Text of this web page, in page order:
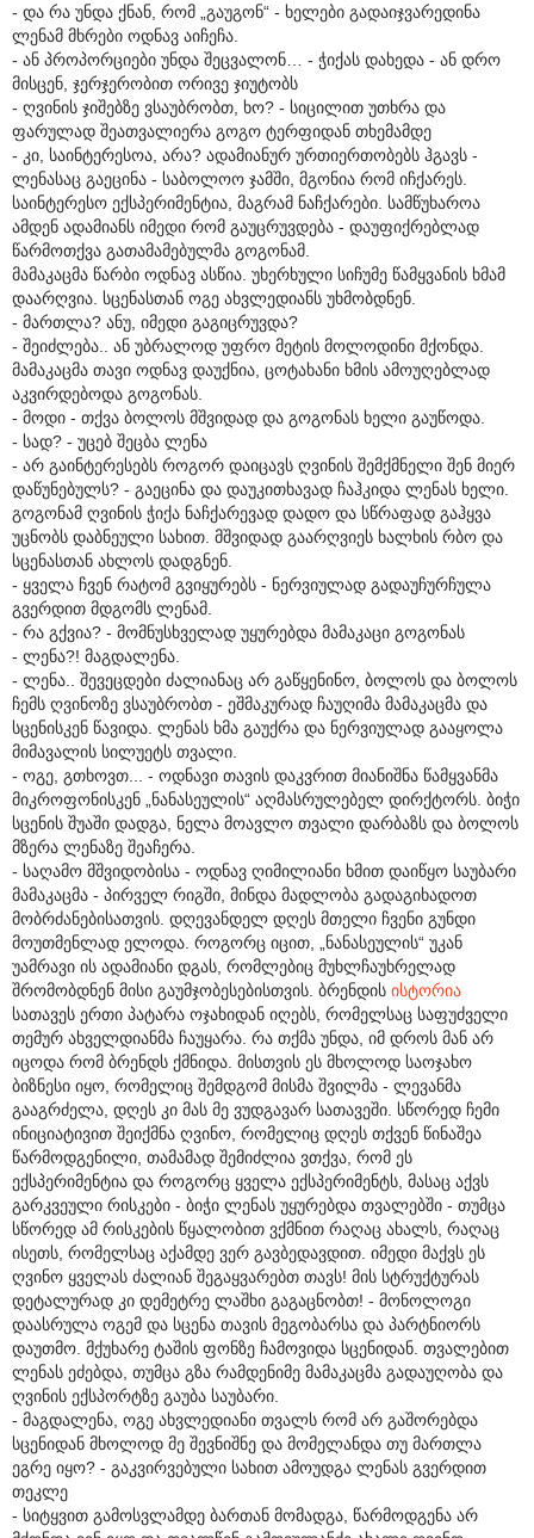
- და რა უნდა ქნან, რომ „გაუგონ“ - ხელები გადაიჯვარედინა
ლენამ მხრები ოდნავ აიჩეჩა.
- ან პროპორციები უნდა შეცვალონ… - ჭიქას დახედა - ან დრო
მისცენ, ჯერჯერობით ორივე ჯიუტობს
- ღვინის ჯიშებზე ვსაუბრობთ, ხო? - სიცილით უთხრა და
ფარულად შეათვალიერა გოგო ტერფიდან თხემამდე
- კი, საინტერესოა, არა? ადამიანურ ურთიერთობებს ჰგავს -
ლენასაც გაეცინა - საბოლოო ჯამში, მგონია რომ იჩქარეს.
საინტერესო ექსპერიმენტია, მაგრამ ნაჩქარები. სამწუხაროა
ამდენ ადამიანს იმედი რომ გაუცრუვდება - დაუფიქრებლად
წარმოთქვა გათამამებულმა გოგონამ.
მამაკაცმა წარბი ოდნავ ასწია. უხერხული სიჩუმე წამყვანის ხმამ
დაარღვია. სცენასთან ოგე ახვლედიანს უხმობდნენ.
- მართლა? ანუ, იმედი გაგიცრუვდა?
- შეიძლება.. ან უბრალოდ უფრო მეტის მოლოდინი მქონდა.
მამაკაცმა თავი ოდნავ დაუქნია, ცოტახანი ხმის ამოუღებლად
აკვირდებოდა გოგონას.
- მოდი - თქვა ბოლოს მშვიდად და გოგონას ხელი გაუწოდა.
- სად? - უცებ შეცბა ლენა
- არ გაინტერესებს როგორ დაიცავს ღვინის შემქმნელი შენ მიერ
დაწუნებულს? - გაეცინა და დაუკითხავად ჩაჰკიდა ლენას ხელი.
გოგონამ ღვინის ჭიქა ნაჩქარევად დადო და სწრაფად გაჰყვა
უცნობს დაბნეული სახით. მშვიდად გაარღვიეს ხალხის რბო და
სცენასთან ახლოს დადგნენ.
- ყველა ჩვენ რატომ გვიყურებს - ნერვიულად გადაუჩურჩულა
გვერდით მდგომს ლენამ.
- რა გქვია? - მომნუსხველად უყურებდა მამაკაცი გოგონას
- ლენა?! მაგდალენა.
- ლენა.. შევეცდები ძალიანაც არ გაწყენინო, ბოლოს და ბოლოს
ჩემს ღვინოზე ვსაუბრობთ - ეშმაკურად ჩაუღიმა მამაკაცმა და
სცენისკენ წავიდა. ლენას ხმა გაუქრა და ნერვიულად გააყოლა
მიმავალის სილუეტს თვალი.
- ოგე, გთხოვთ... - ოდნავი თავის დაკვრით მიანიშნა წამყვანმა
მიკროფონისკენ „ნანასეულის“ აღმასრულებელ დირქტორს. ბიჭი
სცენის შუაში დადგა, ნელა მოავლო თვალი დარბაზს და ბოლოს
მზერა ლენაზე შეაჩერა.
- საღამო მშვიდობისა - ოდნავ ღიმილიანი ხმით დაიწყო საუბარი
მამაკაცმა - პირველ რიგში, მინდა მადლობა გადაგიხადოთ
მობრძანებისათვის. დღევანდელ დღეს მთელი ჩვენი გუნდი
მოუთმენლად ელოდა. როგორც იცით, „ნანასეულის“ უკან
უამრავი ის ადამიანი დგას, რომლებიც მუხლჩაუხრელად
შრომობდნენ მისი გაუმჯობესებისთვის. ბრენდის ისტორია
სათავეს ერთი პატარა ოჯახიდან იღებს, რომელსაც საფუძველი
თემურ ახველდიანმა ჩაუყარა. რა თქმა უნდა, იმ დროს მან არ
იცოდა რომ ბრენდს ქმნიდა. მისთვის ეს მხოლოდ საოჯახო
ბიზნესი იყო, რომელიც შემდგომ მისმა შვილმა - ლევანმა
გააგრძელა, დღეს კი მას მე ვუდგავარ სათავეში. სწორედ ჩემი
ინიციატივით შეიქმნა ღვინო, რომელიც დღეს თქვენ წინაშეა
წარმოდგენილი, თამამად შემიძლია ვთქვა, რომ ეს
ექსპერიმენტია და როგორც ყველა ექსპერიმენტს, მასაც აქვს
გარკვეული რისკები - ბიჭი ლენას უყურებდა თვალებში - თუმცა
სწორედ ამ რისკების წყალობით ვქმნით რაღაც ახალს, რაღაც
ისეთს, რომელსაც აქამდე ვერ გავბედავდით. იმედი მაქვს ეს
ღვინო ყველას ძალიან შეგაყვარებთ თავს! მის სტრუქტურას
დეტალურად კი დემეტრე ლაშხი გაგაცნობთ! - მონოლოგი
დაასრულა ოგემ და სცენა თავის მეგობარსა და პარტნიორს
დაუთმო. მქუხარე ტაშის ფონზე ჩამოვიდა სცენიდან. თვალებით
ლენას ეძებდა, თუმცა გზა რამდენიმე მამაკაცმა გადაუღობა და
ღვინის ექსპორტზე გაუბა საუბარი.
- მაგდალენა, ოგე ახვლედიანი თვალს რომ არ გაშორებდა
სცენიდან მხოლოდ მე შევნიშნე და მომელანდა თუ მართლა
ეგრე იყო? - გაკვირვებული სახით ამოუდგა ლენას გვერდით
თეკლე
- სიტყვით გამოსვლამდე ბართან მომადგა, წარმოდგენა არ